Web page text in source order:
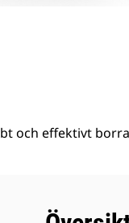
och effektivt